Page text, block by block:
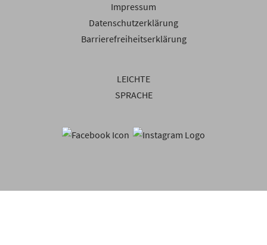
Impressum
Datenschutzerklärung
Barrierefreiheitserklärung
LEICHTE
SPRACHE